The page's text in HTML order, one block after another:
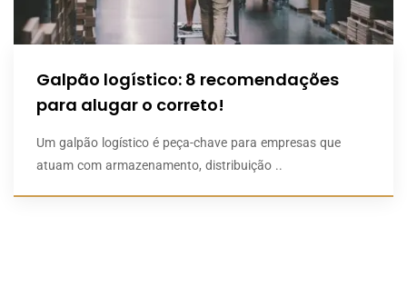
Galpão logístico: 8 recomendações
para alugar o correto!
Um galpão logístico é peça-chave para empresas que
atuam com armazenamento, distribuição ..